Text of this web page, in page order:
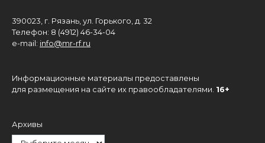
390023, г. Рязань, ул. Горького, д. 32
Телефон: 8 (4912) 46-34-04
e-mail: info@mr-rf.ru
Информационные материалы предоставлены
для размещения на сайте их правообладателями. 16+
Архивы